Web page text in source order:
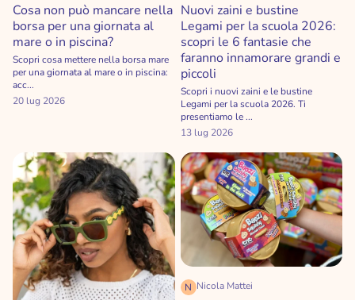
Cosa non può mancare nella
borsa per una giornata al
mare o in piscina?
Scopri cosa mettere nella borsa mare
per una giornata al mare o in piscina:
acc...
20 lug 2026
Nuovi zaini e bustine
Legami per la scuola 2026:
scopri le 6 fantasie che
faranno innamorare grandi e
piccoli
Scopri i nuovi zaini e le bustine
Legami per la scuola 2026. Ti
presentiamo le ...
13 lug 2026
N Nicola Mattei